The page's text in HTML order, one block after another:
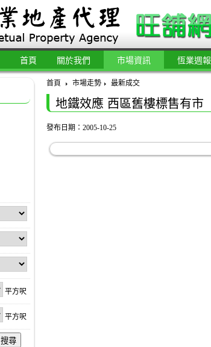
首頁 關於我們 市場資訊 恆業週報
首頁 市場走勢 最新成交
地鐵效應 西區舊樓標售有市
發布日期：2005-10-25
平方呎
平方呎
搜尋